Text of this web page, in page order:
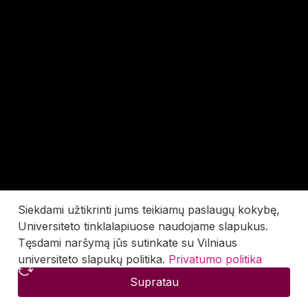
Siekdami užtikrinti jums teikiamų paslaugų kokybę,
Universiteto tinklalapiuose naudojame slapukus.
Tęsdami naršymą jūs sutinkate su Vilniaus
universiteto slapukų politika. Privatumo politika
Supratau